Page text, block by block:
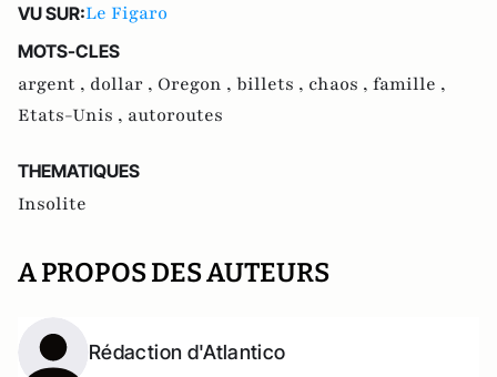
VU SUR:Le Figaro
MOTS-CLES
argent , dollar , Oregon , billets , chaos , famille ,
Etats-Unis , autoroutes
THEMATIQUES
Insolite
A PROPOS DES AUTEURS
Rédaction d'Atlantico